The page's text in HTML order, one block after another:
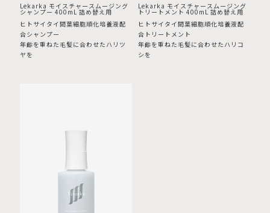
Lekarka モイスチャースムージング
シャンプー 400mL 詰め替え用
ヒトサイタイ間葉細胞順化培養液配
合シャンプー
年齢を重ねた毛髪に合わせたハリツ
ヤを
Lekarka モイスチャースムージング
トリートメント 400mL 詰め替え用
ヒトサイタイ間葉細胞順化培養液配
合トリートメント
年齢を重ねた毛髪に合わせたハリコ
シを